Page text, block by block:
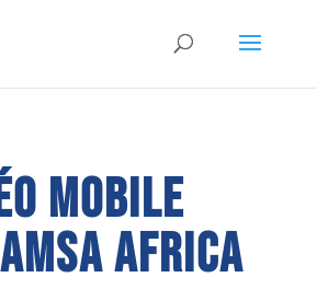
mobile
Africa